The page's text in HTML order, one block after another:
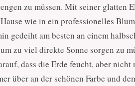
zu müssen. Mit seiner glatten
wie in ein professionelles
gedeiht am besten an einem
zu viel direkte Sonne sorgen zu
dass die Erde feucht, aber
über an der schönen Farbe und